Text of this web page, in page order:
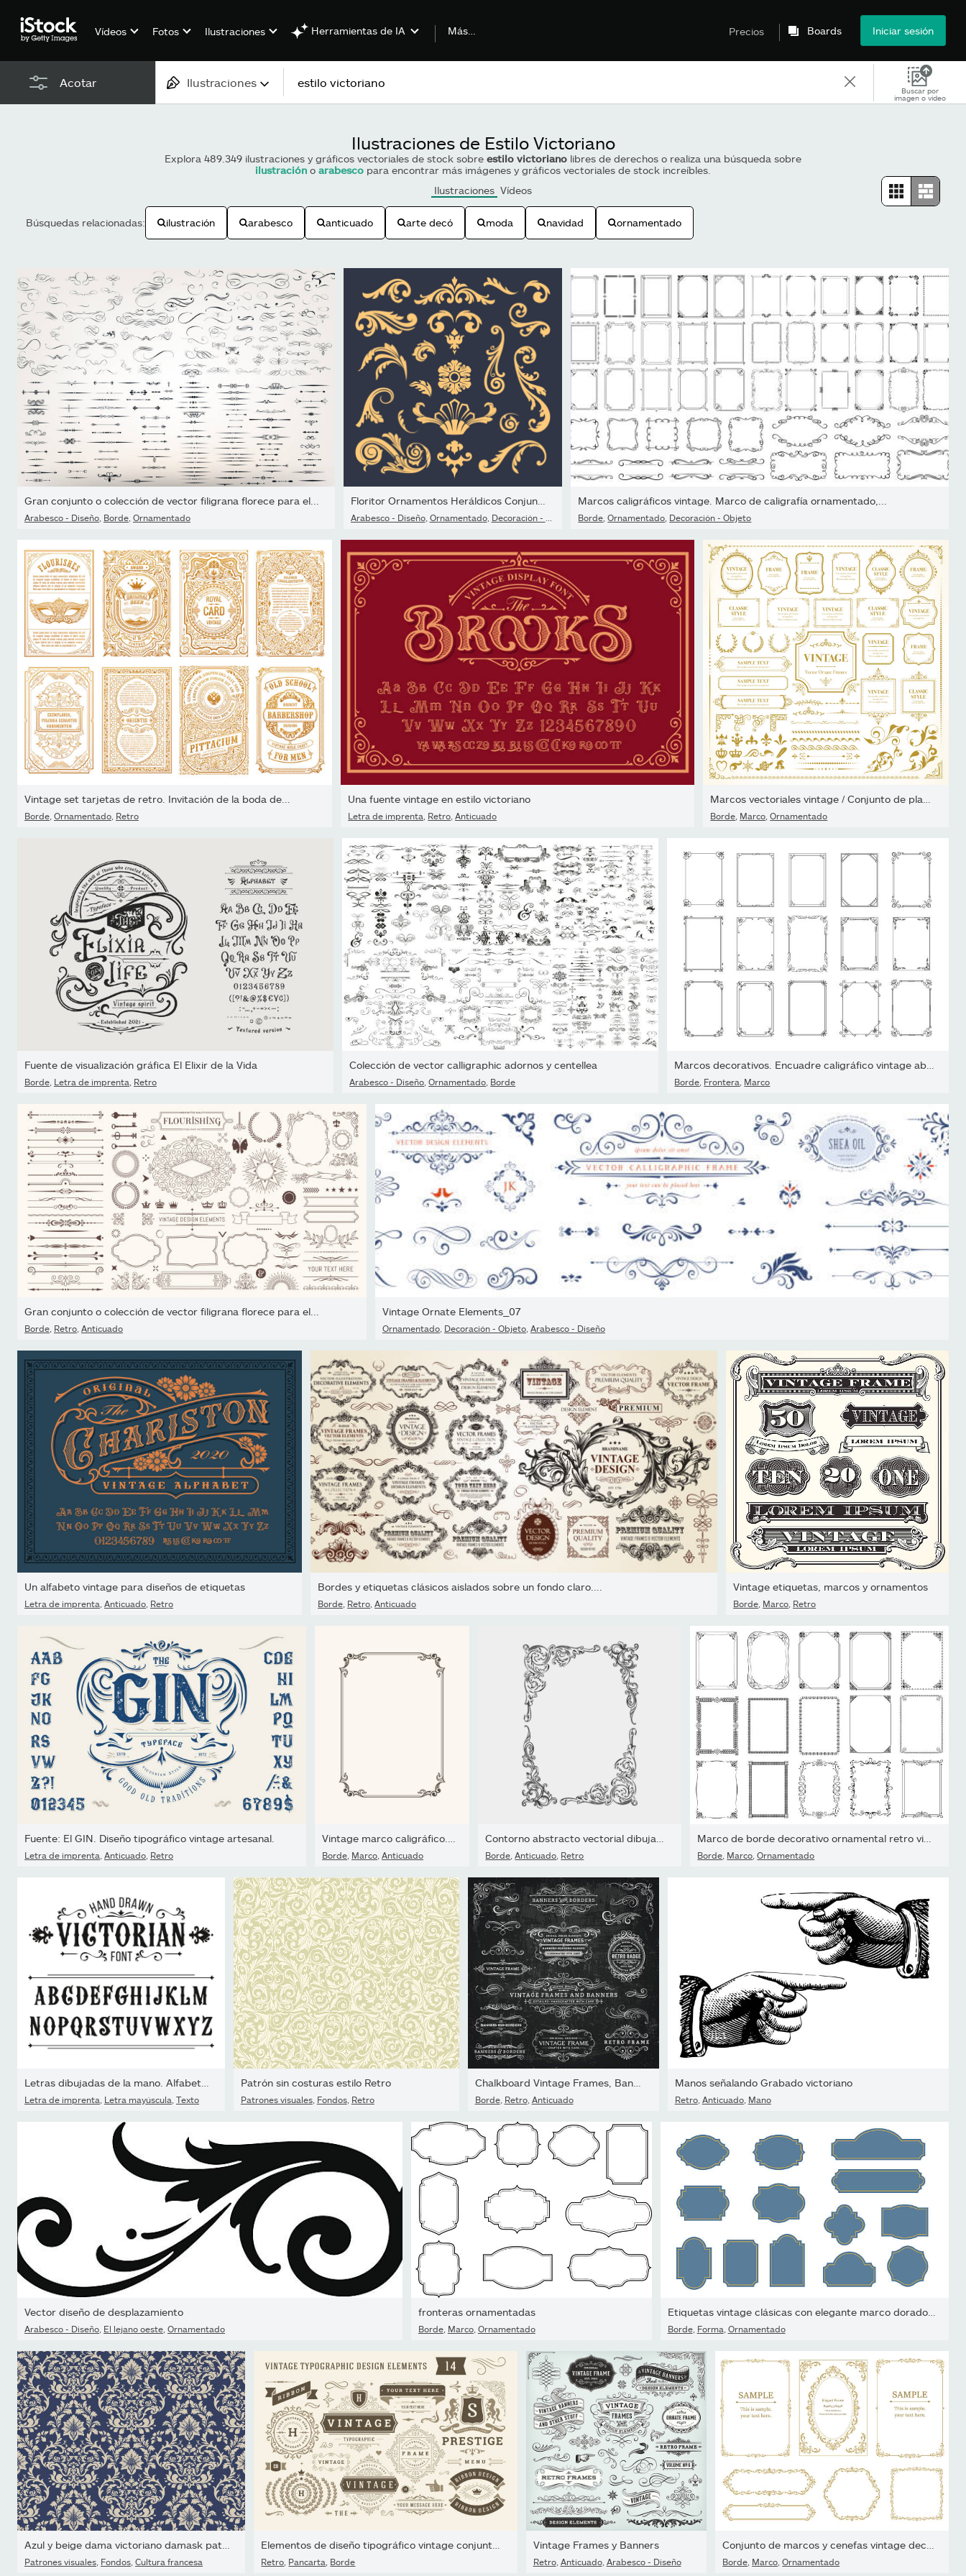
Vídeos Fotos Ilustraciones Herramientas de IA Más… Precios Boards Iniciar sesión
Acotar Ilustraciones
Ilustraciones
Vectores
Vídeos
Buscar por
imagen o vídeo
Ilustraciones de Estilo Victoriano
Explora 489.349 ilustraciones y gráficos vectoriales de stock sobre estilo victoriano libres de derechos o realiza una búsqueda sobre
ilustración o arabesco para encontrar más imágenes y gráficos vectoriales de stock increíbles.
Ilustraciones Vídeos
Búsquedas relacionadas: ilustración arabesco anticuado arte decó moda navidad ornamentado
Gran conjunto o colección de vector filigrana florece para el...
Arabesco - Diseño Borde Ornamentado
Floritor Ornamentos Heráldicos Conjunto de vectores
Arabesco - Diseño, Ornamentado, Decoración - Objeto
Marcos caligráficos vintage. Marco de caligrafía ornamentado,...
Borde ,Ornamentado Decoración - Objeto
Vintage set tarjetas de retro. Invitación de la boda de...
Borde Ornamentado Retro
Una fuente vintage en estilo victoriano
Letra de imprenta Retro Anticuado Borde Marco ,Ornamentado
Fuente de visualización gráfica El Elixir de la Vida
Borde Letra de imprenta Retro
Colección de vector calligraphic adornos y centellea
Arabesco - Diseño ,Ornamentado Borde Borde Frontera Marco
Gran conjunto o colección de vector filigrana florece para el...
Borde Retro Anticuado
Vintage Ornate Elements_07
Ornamentado Decoración - Objeto Arabesco - Diseño
Un alfabeto vintage para diseños de etiquetas
Letra de imprenta Anticuado Retro
Bordes y etiquetas clásicos aislados sobre un fondo claro....
Borde Retro ,Anticuado
Vintage etiquetas, marcos y ornamentos
Borde Marco Retro
Fuente: El GIN. Diseño tipográfico vintage artesanal.
Letra de imprenta Anticuado Retro Borde Marco ,Anticuado Borde ,Anticuado Retro Borde Marco ,Ornamentado
Letra de imprenta Letra mayúscula Texto
Patrón sin costuras estilo Retro
Patrones visuales, Fondos, Retro
Chalkboard Vintage Frames, Banners y distintivos
Borde, Retro, Anticuado
Manos señalando Grabado victoriano
Retro, Anticuado, Mano
Vector diseño de desplazamiento
Arabesco - Diseño El lejano oeste Ornamentado
fronteras ornamentadas
Borde, Marco, Ornamentado
Etiquetas vintage clásicas con elegante marco dorado y fondo azul.
Borde, Forma Ornamentado
Patrones visuales Fondos Cultura francesa Retro Pancarta Borde
Vintage Frames y Banners
Retro, Anticuado, Arabesco - Diseño Borde Marco ,Ornamentado